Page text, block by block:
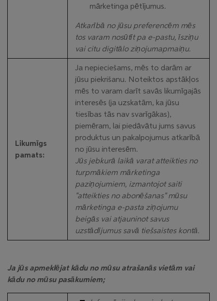
mārketinga pētījumus.
Atkarībā no jūsu preferencēm mēs
tos varam nosūtīt pa e-pastu, īsziņu
vai citu digitālo ziņojumapmaiņu.
Likumīgs
pamats:
Ja nepieciešams, mēs to darām ar
jūsu piekrišanu. Noteiktos apstākļos
mēs to varam darīt savās likumīgajās
interesēs (ja uzskatām, ka jūsu
tiesības tās nav svarīgākas),
piemēram, lai piedāvātu jums savus
produktus un pakalpojumus atkarībā
no jūsu interesēm.
Jūs jebkurā laikā varat atteikties no
turpmākiem mārketinga
paziņojumiem, izmantojot saiti
"atteikties no abonēšanas" mūsu
mārketinga e-pasta ziņojumu
beigās vai atjauninot savus
uzstādījumus savā tiešsaistes kontā.
Ja jūs apmeklējat kādu no mūsu atrašanās vietām vai
kādu no mūsu pasākumiem;